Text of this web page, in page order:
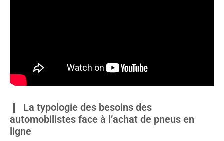
La typologie des besoins des
automobilistes face à l’achat de pneus en
ligne